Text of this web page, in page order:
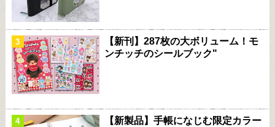
【新刊】287枚の大ボリューム！モ
ンチッチのシールブック"
【新製品】手帳になじむ限定カラー